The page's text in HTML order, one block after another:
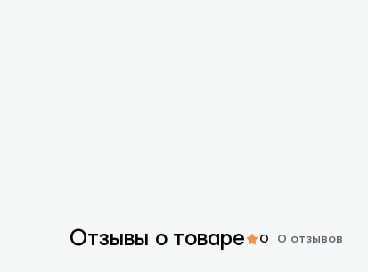
Отзывы о товаре 0 0 отзывов